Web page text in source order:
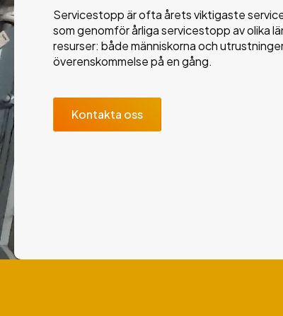
Servicestopp är ofta årets viktigaste
som genomför årliga servicestopp av olika
resurser: både människorna och
överenskommelse på en gång.
Kontakta oss